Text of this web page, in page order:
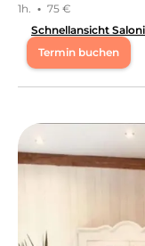
1h. · 75 €
Schnellansicht
Termin buchen
Herzlich
persönlich in
Leistungen
Farbe, Tönung &